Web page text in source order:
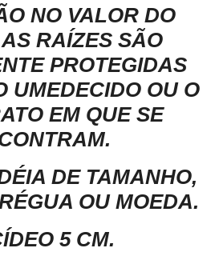
NO VALOR DO
RAÍZES SÃO
PROTEGIDAS
UMEDECIDO OU O
EM QUE SE
DE TAMANHO,
OU MOEDA.
5 CM.